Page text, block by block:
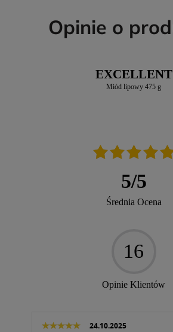
Opinie o
EXCELLENT
Miód lipowy 475 g
5/5
Średnia Ocena
16
Opinie Klientów
24.10.2025